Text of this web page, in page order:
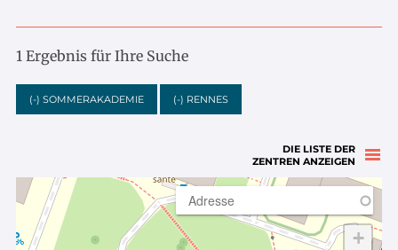
1 Ergebnis für Ihre Suche
(-) SOMMERAKADEMIE (-) RENNES
DIE LISTE DER
ZENTREN ANZEIGEN
+